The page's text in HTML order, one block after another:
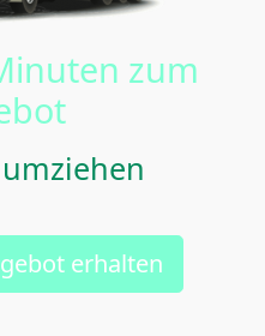
zum
erhalten